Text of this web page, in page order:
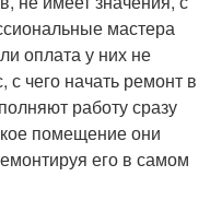
мастера
оплата у них не
чего начать ремонт в
работу сразу
помещение они
его в самом